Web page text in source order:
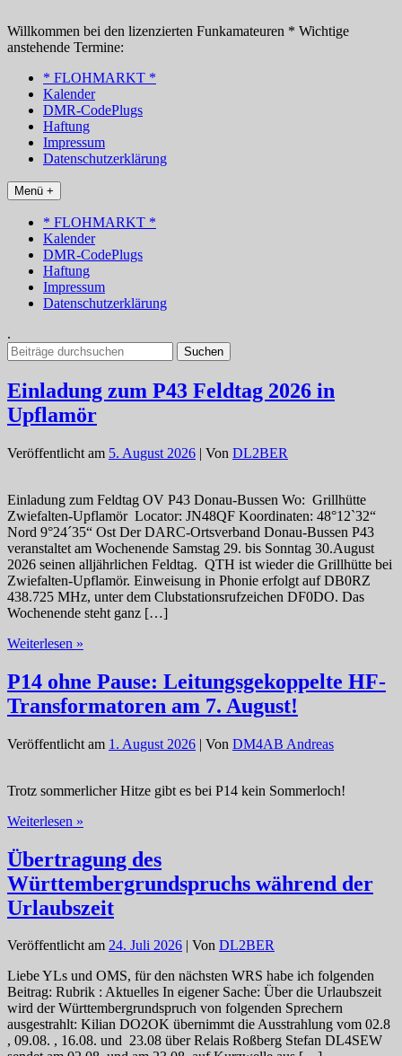
Inhalt
springen
Willkommen bei den lizenzierten Funkamateuren * Wichtige
anstehende Termine:
* FLOHMARKT *
Kalender
DMR-CodePlugs
Haftung
Impressum
Datenschutzerklärung
Menü +
* FLOHMARKT *
Kalender
DMR-CodePlugs
Haftung
Impressum
Datenschutzerklärung
.
Suchen
nach:
Einladung zum P43 Feldtag 2026 in
Upflamör
Veröffentlicht am 5. August 2026 | Von DL2BER
Einladung zum Feldtag OV P43 Donau-Bussen Wo: Grillhütte
Zwiefalten-Upflamör Locator: JN48QF Koordinaten: 48°12`32“
Nord 9°24´35“ Ost Der DARC-Ortsverband Donau-Bussen P43
veranstaltet am Wochenende Samstag 29. bis Sonntag 30.August
2026 seinen alljährlichen Feldtag. QTH ist wieder die Grillhütte bei
Zwiefalten-Upflamör. Einweisung in Phonie erfolgt auf DB0RZ
438.725 MHz, unter dem Clubstationsrufzeichen DF0DO. Das
Wochenende steht ganz […]
Weiterlesen »
P43
Feldtag
2026
Upflamör
P14 ohne Pause: Leitungsgekoppelte HF-
Transformatoren am 7. August!
Veröffentlicht am 1. August 2026 | Von DM4AB Andreas
Trotz sommerlicher Hitze gibt es bei P14 kein Sommerloch!
Weiterlesen »
Pause:
Leitungsgekoppelte
HF-
Transformatoren
am
August!
Übertragung des
Württembergrundspruchs während der
Urlaubszeit
Veröffentlicht am 24. Juli 2026 | Von DL2BER
Liebe YLs und OMS, für den nächsten WRS habe ich folgenden
Beitrag: Rubrik : Aktuelles In eigener Sache: Über die Urlaubszeit
wird der Württembergrundspruch von folgenden Sprechern
ausgestrahlt: Kilian DO2OK übernimmt die Ausstrahlung vom 02.8
, 09.08. , 16.08. und 23.08 über Relais Roßberg Stefan DL4SEW